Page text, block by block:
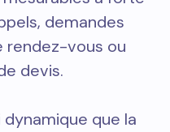
demandes
rendez-vous ou
devis.
dynamique que la